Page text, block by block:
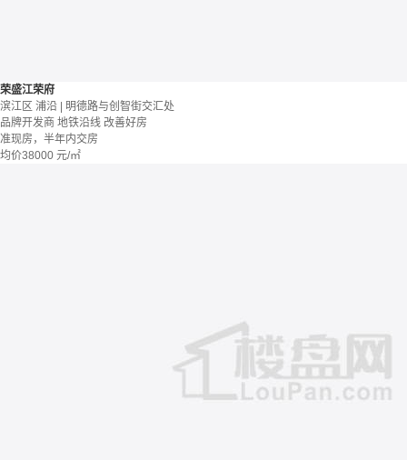
荣盛江荣府
滨江区 浦沿 | 明德路与创智街交汇处
品牌开发商 地铁沿线 改善好房
准现房，半年内交房
均价38000 元/㎡